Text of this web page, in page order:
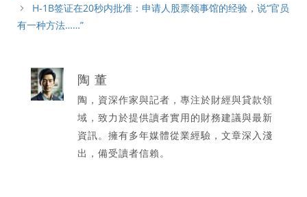
H-1B签证在20秒内批准：申请人股票领事馆的经验，说“官员
有一种方法……”
陶 董
陶，資深作家與記者，專注於財經與貸款領
域，致力於提供讀者實用的財務建議與最新
資訊。擁有多年媒體從業經驗，文章深入淺
出，備受讀者信賴。